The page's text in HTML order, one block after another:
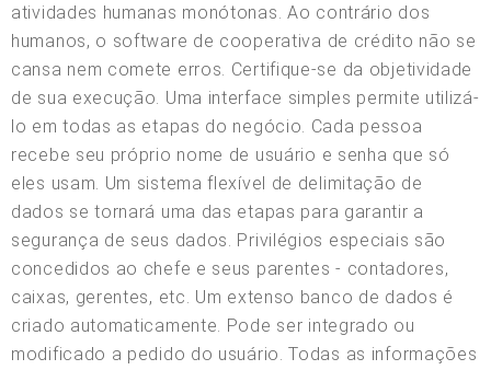
atividades humanas monótonas. Ao contrário dos
humanos, o software de cooperativa de crédito não se
cansa nem comete erros. Certifique-se da objetividade
de sua execução. Uma interface simples permite utilizá-
lo em todas as etapas do negócio. Cada pessoa
recebe seu próprio nome de usuário e senha que só
eles usam. Um sistema flexível de delimitação de
dados se tornará uma das etapas para garantir a
segurança de seus dados. Privilégios especiais são
concedidos ao chefe e seus parentes - contadores,
caixas, gerentes, etc. Um extenso banco de dados é
criado automaticamente. Pode ser integrado ou
modificado a pedido do usuário. Todas as informações